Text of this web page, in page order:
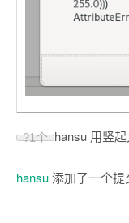
?1个 hansu 用竖
hansu添加了一个